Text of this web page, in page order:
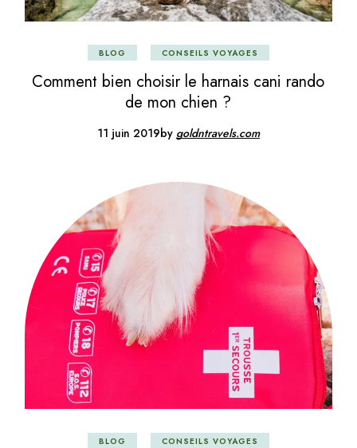
BLOG CONSEILS VOYAGES
Comment bien choisir le harnais cani rando
de mon chien ?
11 juin 2019by goldntravels.com
BLOG CONSEILS VOYAGES